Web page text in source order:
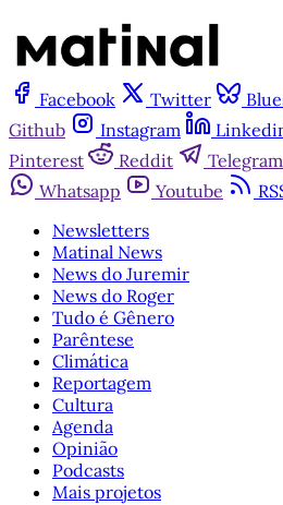
Facebook Twitter
Github
Instagram
Pinterest
Reddit Telegram
Whatsapp
Youtube
Newsletters
Matinal News
News do Juremir
News do Roger
Tudo é Gênero
Parêntese
Climática
Reportagem
Cultura
Agenda
Opinião
Podcasts
Mais projetos